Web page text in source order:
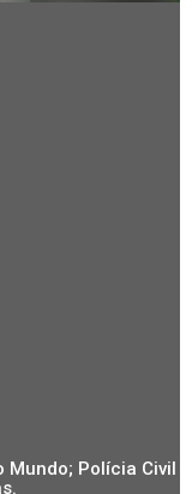
Polícia Civil